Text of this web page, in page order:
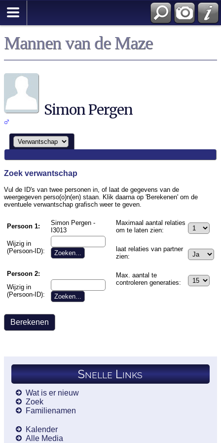
Mannen van de Maze
Simon Pergen
Zoek verwantschap
Vul de ID's van twee personen in, of laat de gegevens van de
weergegeven perso(o)n(en) staan. Klik daarna op 'Berekenen' om de
eventuele verwantschap grafisch weer te geven.
Persoon 1:
Simon Pergen -
I3013
Wijzig in
(Persoon-ID):
Persoon 2:
Wijzig in
(Persoon-ID):
Maximaal aantal relaties
om te laten zien:
laat relaties van partner
zien:
Max. aantal te
controleren generaties:
Snelle Links
Wat is er nieuw
Zoek
Familienamen
Kalender
Alle Media